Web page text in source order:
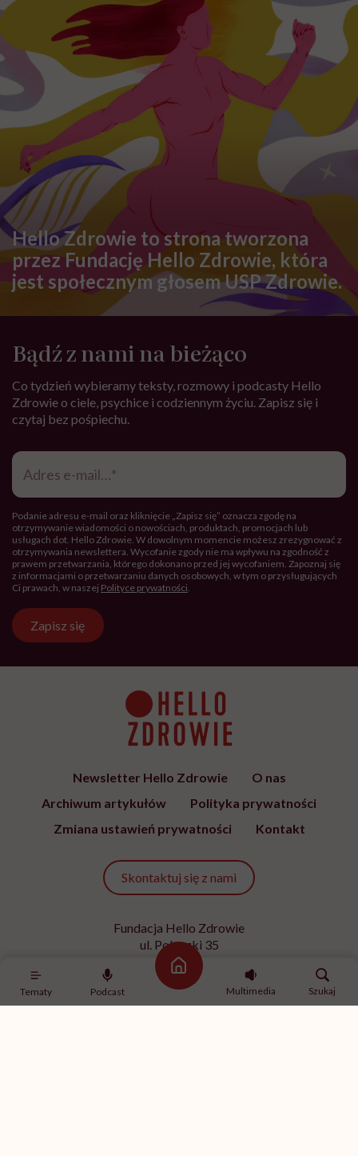
Tematy Podcast
Strona główna
Multimedia
Szukaj
Hello Zdrowie to strona tworzona
przez Fundację Hello Zdrowie, która
jest społecznym głosem USP Zdrowie.
Bądź z nami na bieżąco
Co tydzień wybieramy teksty, rozmowy i podcasty Hello
Zdrowie o ciele, psychice i codziennym życiu. Zapisz się i
czytaj bez pośpiechu.
Adres
mail*
Podanie adresu e-mail oraz kliknięcie „Zapisz się” oznacza zgodę na
otrzymywanie wiadomości o nowościach, produktach, promocjach lub
usługach dot. Hello Zdrowie. W dowolnym momencie możesz zrezygnować z
otrzymywania newslettera. Wycofanie zgody nie ma wpływu na zgodność z
prawem przetwarzania, którego dokonano przed jej wycofaniem. Zapoznaj się
z informacjami o przetwarzaniu danych osobowych, w tym o przysługujących
Ci prawach, w naszej Polityce prywatności.
Zapisz się
Newsletter Hello Zdrowie
O nas
Archiwum artykułów
Polityka prywatności
Zmiana ustawień prywatności
Kontakt
Skontaktuj się z nami
Fundacja Hello Zdrowie
ul. Poleczki 35
02-822 Warszawa
NIP 9512613236
Kontakt z redakcją